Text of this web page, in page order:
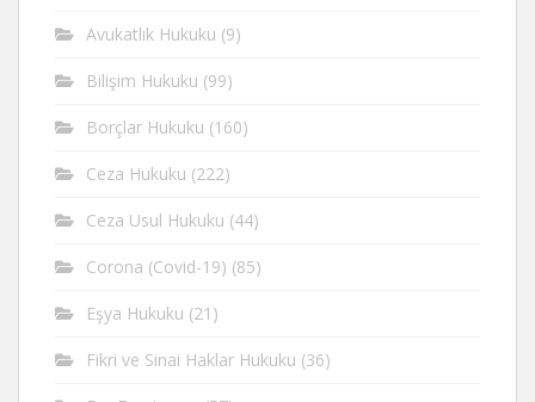
Avukatlık Hukuku (9)
Bilişim Hukuku (99)
Borçlar Hukuku (160)
Ceza Hukuku (222)
Ceza Usul Hukuku (44)
Corona (Covid-19) (85)
Eşya Hukuku (21)
Fikri ve Sinai Haklar Hukuku (36)